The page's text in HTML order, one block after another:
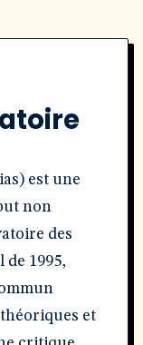
est une
non
des
de 1995,
et